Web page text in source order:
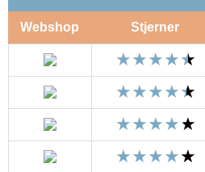
Webshop Stjerner